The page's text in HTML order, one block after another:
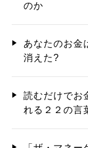
のか
あなたのお金
消えた?
読むだけでお
れる２２の言